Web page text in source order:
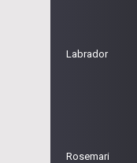
Labrador
Rosemari